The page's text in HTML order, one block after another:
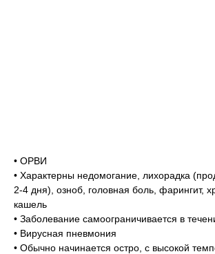
• ОРВИ
• Характерны недомогание, лихорадка
2-4 дня), озноб, головная боль, фарингит,
кашель
• Заболевание самоограничивается в
• Вирусная пневмония
• Обычно начинается остро, с высокой